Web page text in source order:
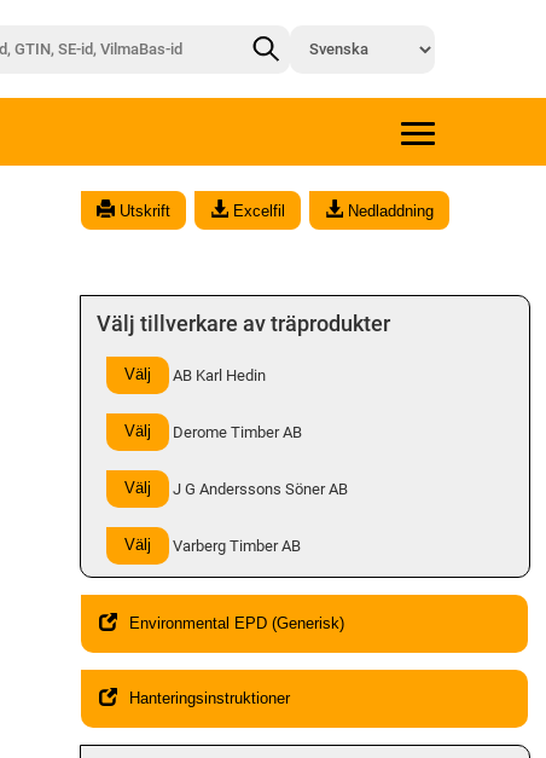
Utskrift Excelfil Nedladdning
Välj tillverkare av träprodukter
Välj AB Karl Hedin
Välj Derome Timber AB
Välj J G Anderssons Söner AB
Välj Varberg Timber AB
Environmental EPD (Generisk)
Hanteringsinstruktioner